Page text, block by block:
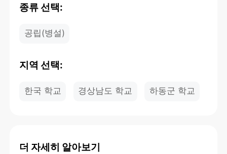
종류 선택:
공립(병설)
지역 선택:
한국 학교 경상남도 학교 하동군 학교
더 자세히 알아보기